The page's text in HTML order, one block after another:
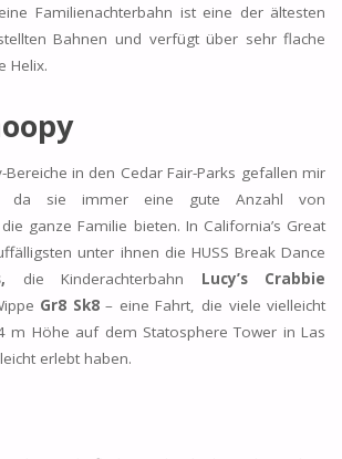
Familienachterbahn ist eine der ältesten
Bahnen und verfügt über sehr flache
Helix.
in den Cedar Fair-Parks gefallen mir
da sie immer eine gute Anzahl von
ganze Familie bieten. In California’s Great
unter ihnen die HUSS Break Dance
die Kinderachterbahn Lucy’s Crabbie
Gr8 Sk8– eine Fahrt, die viele vielleicht
m Höhe auf dem Statosphere Tower in Las
erlebt haben.